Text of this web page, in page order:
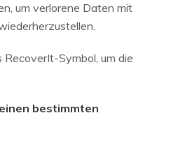
um verlorene Daten mit
RecoverIt-Symbol, um die
bestimmten